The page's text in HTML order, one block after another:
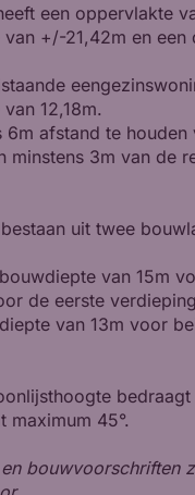
een oppervlakte
+/-21,42m en een
12,18m.
6m afstand te houden
minstens 3m van de
uit twee
van 15m
de eerste
van 13m voor
maximum 45°.
bouwvoorschriften